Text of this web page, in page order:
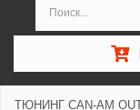
ТЮНИНГ CAN-AM